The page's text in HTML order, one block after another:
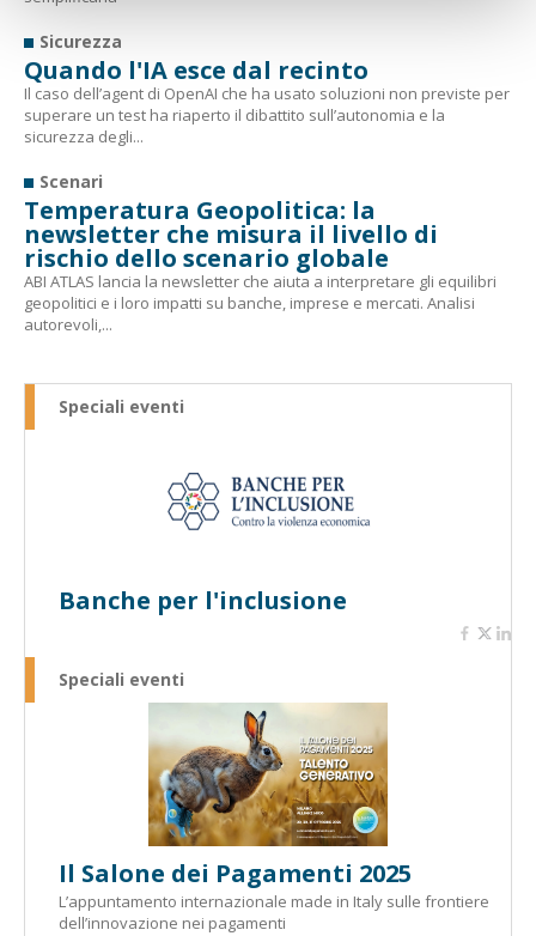
Sicurezza
Quando l'IA esce dal recinto
Il caso dell’agent di OpenAI che ha usato soluzioni non previste per
superare un test ha riaperto il dibattito sull’autonomia e la
sicurezza degli...
Scenari
Temperatura Geopolitica: la
newsletter che misura il livello di
rischio dello scenario globale
ABI ATLAS lancia la newsletter che aiuta a interpretare gli equilibri
geopolitici e i loro impatti su banche, imprese e mercati. Analisi
autorevoli,...
Speciali eventi
Banche per l'inclusione
Speciali eventi
Il Salone dei Pagamenti 2025
L’appuntamento internazionale made in Italy sulle frontiere
dell’innovazione nei pagamenti